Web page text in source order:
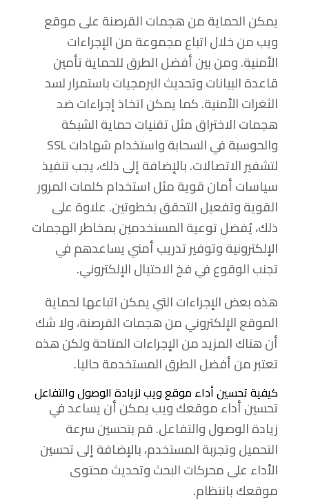
يمكن الحماية من هجمات القرصنة على موقع
ويب من خلال اتباع مجموعة من الإجراءات
الأمنية. ومن بين أفضل الطرق للحماية تأمين
قاعدة البيانات وتحديث البرمجيات باستمرار لسد
الثغرات الأمنية. كما يمكن اتخاذ إجراءات ضد
هجمات الاختراق مثل تقنيات حماية الشبكة
والحوسبة في السحابة واستخدام شهادات SSL
لتشفير الاتصالات. بالإضافة إلى ذلك، يجب تنفيذ
سياسات أمان قوية مثل استخدام كلمات المرور
القوية وتفعيل التحقق بخطوتين. علاوة على
ذلك، يُفضل توعية المستخدمين بمخاطر الهجمات
الإلكترونية وتوفير تدريب أمني يساعدهم في
تجنب الوقوع في فخ الاحتيال الإلكتروني.
هذه بعض الإجراءات التي يمكن اتباعها لحماية
الموقع الإلكتروني من هجمات القرصنة، ولا شك
أن هناك المزيد من الإجراءات المتاحة ولكن هذه
تعتبر من أفضل الطرق المستخدمة حاليا.
كيفية تحسين أداء موقع ويب لزيادة الوصول والتفاعل
تحسين أداء موقعك ويب يمكن أن يساعد في
زيادة الوصول والتفاعل. قم بتحسين سرعة
التحميل وتجربة المستخدم، بالإضافة إلى تحسين
الأداء على محركات البحث وتحديث محتوى
موقعك بانتظام.